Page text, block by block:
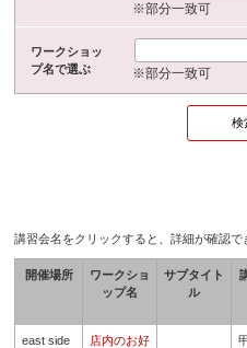
※部分一致可
ワークショッ
プ名で選ぶ
※部分一致可
講習会名をクリックすると、詳細が確認で
開催場所
ワークショ
ップ名
サブタイト
ル
east side
店内のお好